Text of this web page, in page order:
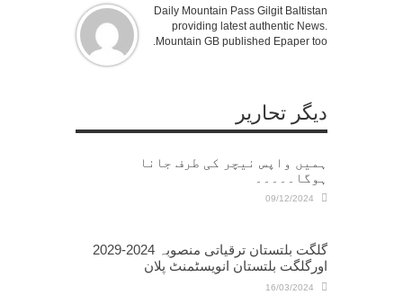
Daily Mountain Pass Gilgit Baltistan
providing latest authentic News.
Mountain GB published Epaper too.
دیگر تحاریر
ہمیں واپس نیچر کی طرف جانا
ہوگا۔۔۔۔۔
09/12/2024
گلگت بلتستان ترقیاتی منصوبہ 2024-2029
اورگلگت بلتستان انویسٹمنٹ پلان
16/03/2024